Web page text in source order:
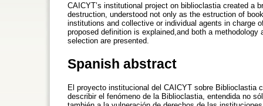
CAICYT’s institutional project on biblioclastia created a
destruction, understood not only as the estruction of
institutions and collective or individual agents in charge
proposed definition is explained,and both a
selection are presented.
Spanish abstract
El proyecto institucional del CAICYT sobre
describir el fenómeno de la Biblioclastia, entendida no